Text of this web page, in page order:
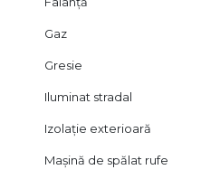
contactați B-North Real Estate.
Gaz
Gresie
Iluminat stradal
Izolație exterioară
Mașină de spălat rufe